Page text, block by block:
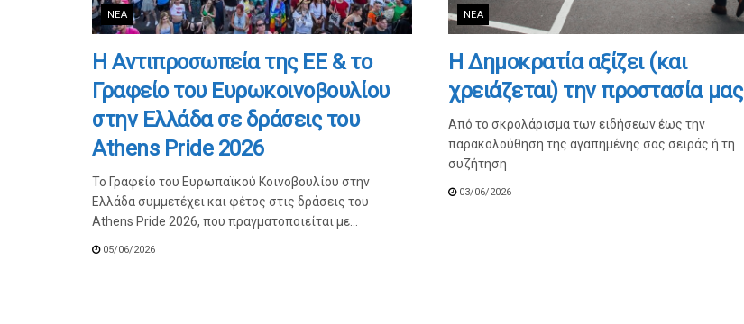
ΝΈΑ
Η Αντιπροσωπεία της ΕΕ & το
Γραφείο του Ευρωκοινοβουλίου
στην Ελλάδα σε δράσεις του
Athens Pride 2026
Το Γραφείο του Ευρωπαϊκού Κοινοβουλίου στην
Ελλάδα συμμετέχει και φέτος στις δράσεις του
Athens Pride 2026, που πραγματοποιείται με...
05/06/2026
ΝΈΑ
Η Δημοκρατία αξίζει (και
χρειάζεται) την προστασία μας
Από το σκρολάρισμα των ειδήσεων έως την
παρακολούθηση της αγαπημένης σας σειράς ή τη
συζήτηση
03/06/2026